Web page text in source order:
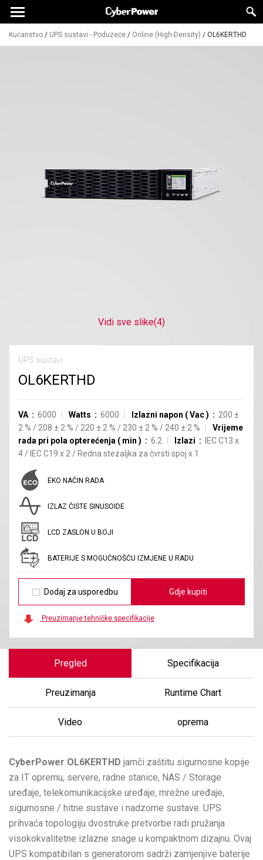
Kućanstvo / UPS sustavi - Poduzeće / Online (High-Density) / OL6KERTHD
Vidi sve slike(4)
UPS sustavi
OL6KERTHD
VA 6000 Watts 6000 Izlazni napon (Vac) 200 ±
2 % / 208 ± 2 % / 220 ± 2 % / 230 ± 2 % / 240 ± 2 %
Vrijeme
rada pri pola opterećenja ( min ) 6.2 Izlazi IEC C13 x
4 / IEC C19 x 2 / Redna stezaljka za čvrsti spoj x 1
EKO NAČIN RADA
IZLAZ ČISTE SINUSOIDE
LCD ZASLON U BOJI
BATERIJE S MOGUĆNOŠĆU IZMJENE U RADU
Dodaj za usporedbu Gdje kupiti
Preuzimanje tehničke specifikacije
Pregled Specifikacija
Preuzimanja Runtime Chart
Video oprema
CyberPower OL6KERTHD jamči zaštitu sigurnosne kopije
za IT opremu, servere, radne stanice, NAS / Storage
uređaje, telekomunikacijske uređaje, mrežne uređaje,
sigurnosne / hitne sustave i nadzorne sustave. UPS
prihvaća topologiju dvostruke pretvorbe radi pružanja
visokokvalitetne izlazne snage u kompaktnom dizajnu. Ovaj
UPS kompatibilan s generatorom sadrži zamjenjive baterije